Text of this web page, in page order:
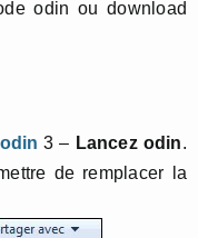
odin ou download
3 – Lancez odin.
de remplacer la